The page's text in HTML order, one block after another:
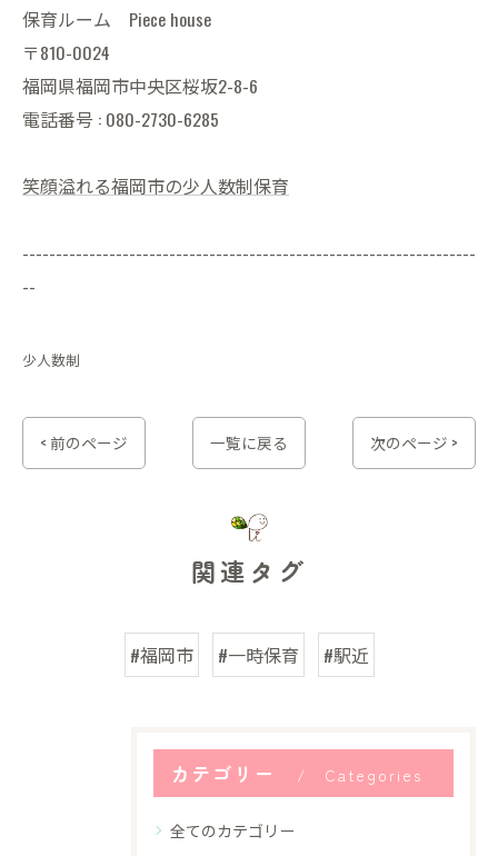
保育ルーム Piece house
〒810-0024
福岡県福岡市中央区桜坂2-8-6
電話番号 : 080-2730-6285
笑顔溢れる福岡市の少人数制保育
--------------------------------------------------------------------
--
少人数制
< 前のページ 一覧に戻る 次のページ >
関連タグ
#福岡市 #一時保育 #駅近
カテゴリー Categories
全てのカテゴリー